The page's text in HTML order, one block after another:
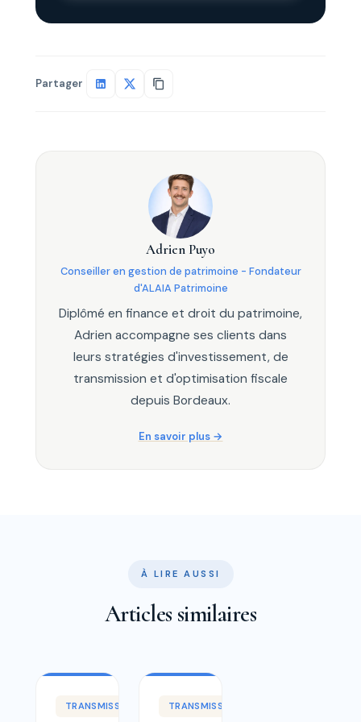
Partager
Adrien Puyo
Conseiller en gestion de patrimoine - Fondateur
d'ALAIA Patrimoine
Diplômé en finance et droit du patrimoine,
Adrien accompagne ses clients dans
leurs stratégies d'investissement, de
transmission et d'optimisation fiscale
depuis Bordeaux.
En savoir plus
À LIRE AUSSI
Articles similaires
TRANSMISSION TRANSMISSION